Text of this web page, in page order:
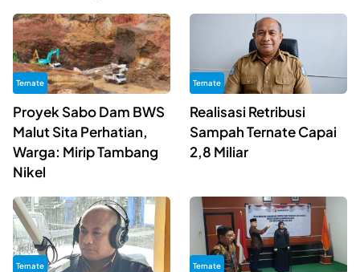
Ternate
Proyek Sabo Dam BWS
Malut Sita Perhatian,
Warga: Mirip Tambang
Nikel
Ternate
Realisasi Retribusi
Sampah Ternate Capai
2,8 Miliar
Ternate Ternate